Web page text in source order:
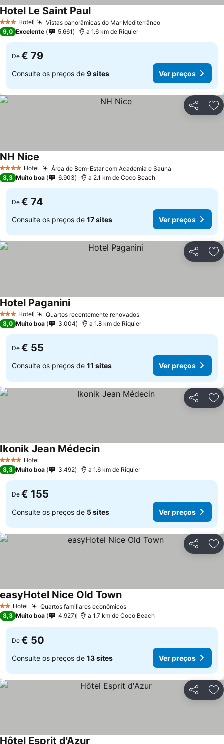
3 EstrelasHotel Vistas panorâmicas do Mar Mediterrâneo
Hotel Le Saint Paul
9,0 Excelente 5.661 a 1.6 km de Riquier
De € 79
Consulte os preços de 9 sites Ver preços
Partilhar
4 EstrelasHotel Área de Bem-Estar com Academia e Sauna
NH Nice
8,3 Muito boa 6.903 a 2.1 km de Coco Beach
De € 74
Consulte os preços de 17 sites Ver preços
Partilhar
3 EstrelasHotel Quartos recentemente renovados
Hotel Paganini
8,0 Muito boa 3.004 a 1.8 km de Riquier
De € 55
Consulte os preços de 11 sites Ver preços
Partilhar
4 EstrelasHotel
Ikonik Jean Médecin
8,3 Muito boa 3.492 a 1.6 km de Riquier
De € 155
Consulte os preços de 5 sites Ver preços
Partilhar
2 Estrelas
Hotel Quartos familiares econômicos
easyHotel Nice Old Town
8,3 Muito boa 4.927 a 1.7 km de Coco Beach
De € 50
Consulte os preços de 13 sites Ver preços
Partilhar
Hôtel Esprit d'Azur